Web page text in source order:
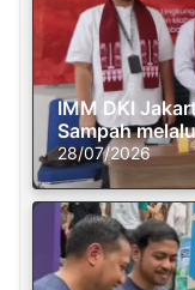
IMM DKI
Sampah
28/07/2026